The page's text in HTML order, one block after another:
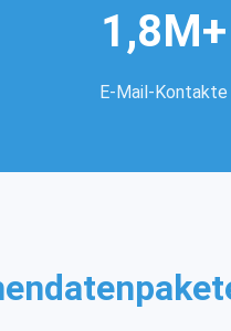
1,8M+
E-Mail-Kontakte